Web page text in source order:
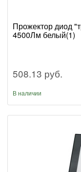
Прожектор диод
4500Лм белый(1)
508.13 руб.
В наличии